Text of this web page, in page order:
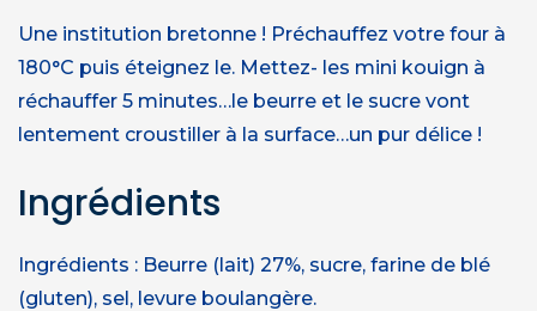
Une institution bretonne ! Préchauffez votre four à
180°C puis éteignez le. Mettez- les mini kouign à
réchauffer 5 minutes…le beurre et le sucre vont
lentement croustiller à la surface…un pur délice !
Ingrédients
Ingrédients : Beurre (lait) 27%, sucre, farine de blé
(gluten), sel, levure boulangère.